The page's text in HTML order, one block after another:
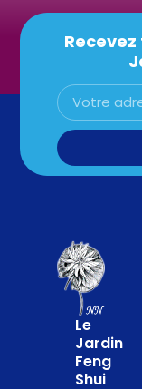
Le
Jardin
Feng
Shui